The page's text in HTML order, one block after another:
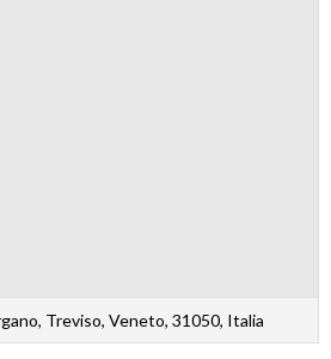
Treviso, Veneto, 31050, Italia